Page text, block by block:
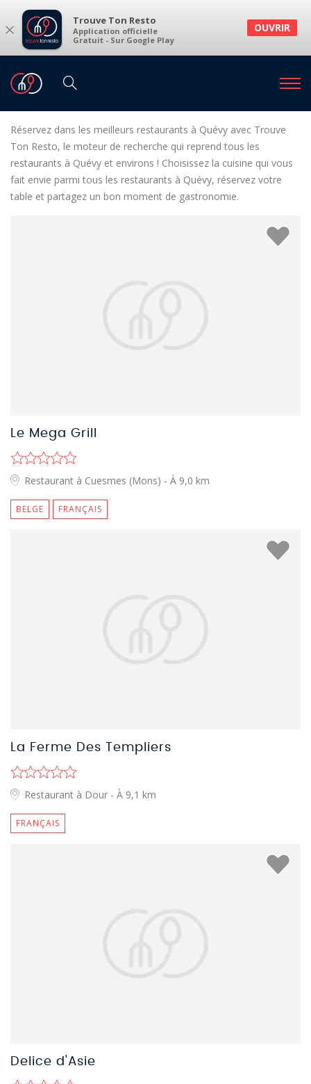
× Trouve Ton Resto
Application officielle
Gratuit - Sur Google Play
OUVRIR
Restaurants
Restaurants à Quévy et environs
Réservez dans les meilleurs restaurants à Quévy avec Trouve
Ton Resto, le moteur de recherche qui reprend tous les
restaurants à Quévy et environs ! Choisissez la cuisine qui vous
fait envie parmi tous les restaurants à Quévy, réservez votre
table et partagez un bon moment de gastronomie.
Le Mega Grill
Restaurant à Cuesmes (Mons) - À 9,0 km
BELGE FRANÇAIS
La Ferme Des Templiers
Restaurant à Dour - À 9,1 km
FRANÇAIS
Delice d'Asie